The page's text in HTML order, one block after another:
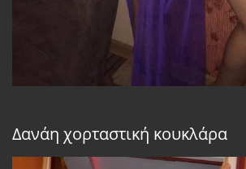
Δανάη χορταστική κουκλάρα